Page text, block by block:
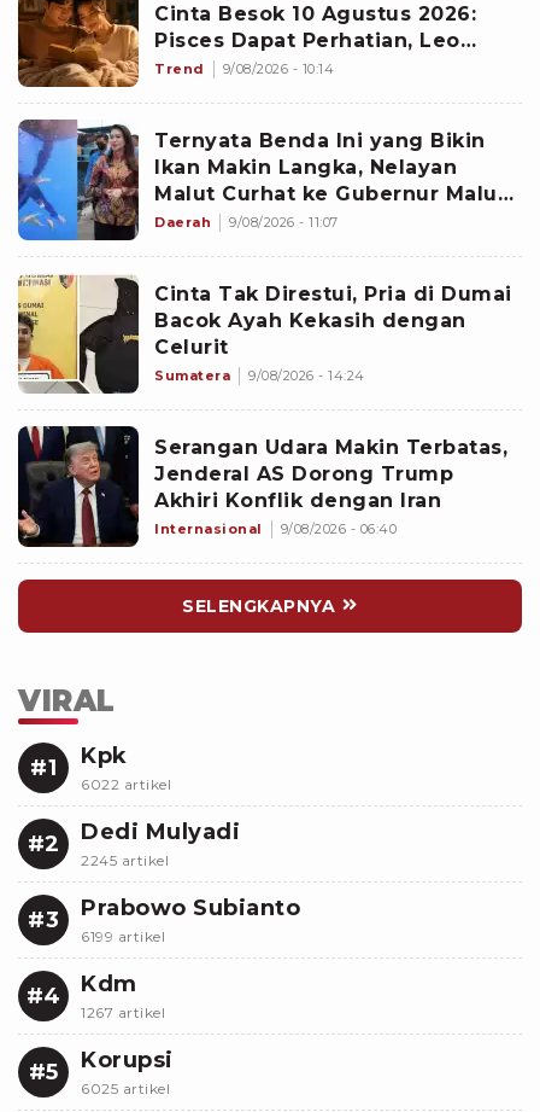
Cinta Besok 10 Agustus 2026:
Pisces Dapat Perhatian, Leo
Makin Dekat dengan Si Dia
Trend 9/08/2026 - 10:14
Ternyata Benda Ini yang Bikin
Ikan Makin Langka, Nelayan
Malut Curhat ke Gubernur Malut
Sherly Tjoanda soal Rumpon
Daerah 9/08/2026 - 11:07
Cinta Tak Direstui, Pria di Dumai
Bacok Ayah Kekasih dengan
Celurit
Sumatera 9/08/2026 - 14:24
Serangan Udara Makin Terbatas,
Jenderal AS Dorong Trump
Akhiri Konflik dengan Iran
Internasional 9/08/2026 - 06:40
SELENGKAPNYA
VIRAL
#1 Kpk
6022 artikel
#2 Dedi Mulyadi
2245 artikel
#3 Prabowo Subianto
6199 artikel
#4 Kdm
1267 artikel
#5 Korupsi
6025 artikel